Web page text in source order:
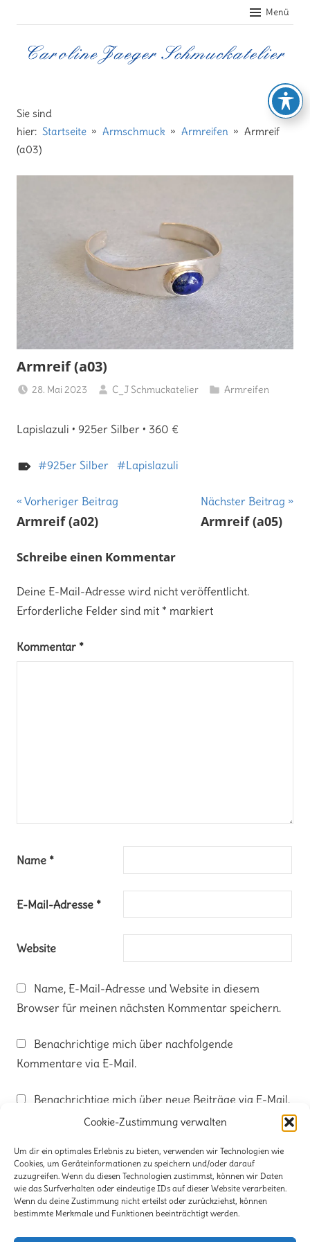
Cookie-Zustimmung verwalten
Um dir ein optimales Erlebnis zu bieten, verwenden wir Technologien wie
Cookies, um Geräteinformationen zu speichern und/oder darauf
zuzugreifen. Wenn du diesen Technologien zustimmst, können wir Daten
wie das Surfverhalten oder eindeutige IDs auf dieser Website verarbeiten.
Wenn du deine Zustimmung nicht erteilst oder zurückziehst, können
bestimmte Merkmale und Funktionen beeinträchtigt werden.
Inhalt
springen
Menü
Jaeger
Schmuckatelier
Sie sind
hier: Startseite Armschmuck Armreifen
Armreif
(a03)
Armreif (a03)
28. Mai 2023 C_J Schmuckatelier Armreifen
Lapislazuli • 925er Silber • 360 €
925er Silber Lapislazuli
Beitragsnavigation
Vorheriger Beitrag
Armreif (a02)
Nächster Beitrag
Armreif (a05)
Schreibe einen Kommentar
Deine E-Mail-Adresse wird nicht veröffentlicht.
Erforderliche Felder sind mit * markiert
Kommentar *
Name *
E-Mail-Adresse *
Website
Name, E-Mail-Adresse und Website in diesem
Browser für meinen nächsten Kommentar speichern.
Benachrichtige mich über nachfolgende
Kommentare via E-Mail.
Benachrichtige mich über neue Beiträge via E-Mail.
Kontakt